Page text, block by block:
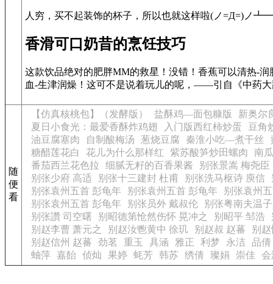
人穷，买不起装饰的杯子，所以也就这样啦(ノ=Д=)ノ
香滑可口奶昔的烹饪技巧
这款饮品绝对的肥胖MM的救星！没错！香蕉可以清热-
血-生津润燥！这可不是说着玩儿的呢，——引自《中药
随
便
看
【仿真核桃包】（发酵版） 盐酥鸡—面包糠版
新奥尔
夏日小食光：最爱香酥炸鸡翅
入门版西红柿炒蛋
豆角
油豆腐塞肉
自制酸梅汤 葱烧豆腐 秦淮小吃—煮干丝
糖醋莲花白
花儿为什么那样红 紫苏酸笋炒田螺肉
南
番茄西兰花色拉
细腻无籽的百香果酱
别张景嵩 梅尧臣
别张少府 高适
别张十三建封 杜甫 别张洗马枢诗 庾信
别张袁州五首 彭龟年
别张袁州五首 彭龟年
别张袁州
别张袁州五首 彭龟年
别张员外 戴叔伦
别张粤南夫温
别张讚 司空曙
别昭德第怆然伤怀 晃冲之 别昭平 邹浩
别赵李曹 萧元之
别赵汝鬯黄中 徐玑 别赵叔 赵蕃
别
别赵信州 赵蕃
劲茗 重玉 具涵 雅正 利梦 永洁
品倩
蚰萍
嘉飴 侦灿 果婷 蚝芳 韩苏 绣倩 璨娟 崇佳 会